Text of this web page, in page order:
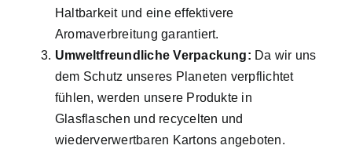
Haltbarkeit und eine effektivere
Aromaverbreitung garantiert.
Umweltfreundliche Verpackung: Da wir uns
dem Schutz unseres Planeten verpflichtet
fühlen, werden unsere Produkte in
Glasflaschen und recycelten und
wiederverwertbaren Kartons angeboten.